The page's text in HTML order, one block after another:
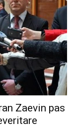
Zaevin pas